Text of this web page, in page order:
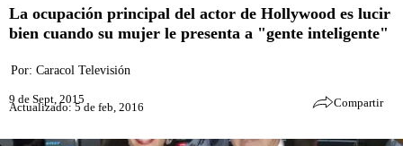
La ocupación principal del actor de Hollywood es lucir
bien cuando su mujer le presenta a "gente inteligente"
Por: Caracol Televisión
9 de Sept, 2015
Actualizado: 5 de feb, 2016 Compartir